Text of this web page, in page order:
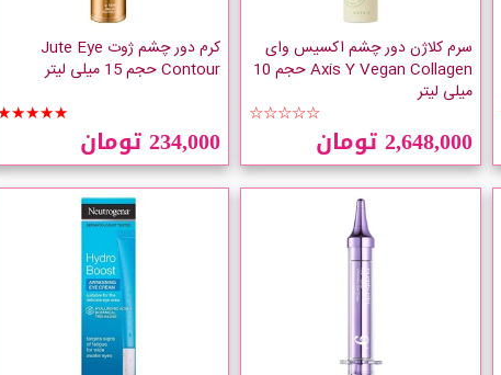
سرم کلاژن دور چشم اکسیس وای
Axis Y Vegan Collagen حجم 10
میلی لیتر
☆☆☆☆☆
2,648,000 تومان
کرم دور چشم ژوت Jute Eye
Contour حجم 15 میلی لیتر
234,000 تومان